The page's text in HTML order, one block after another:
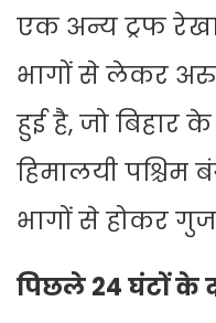
एक अन्य ट्रफ
भागों से लेकर
हुई है, जो बिहार
हिमालयी
भागों से होकर
पिछले 24 घंटों के